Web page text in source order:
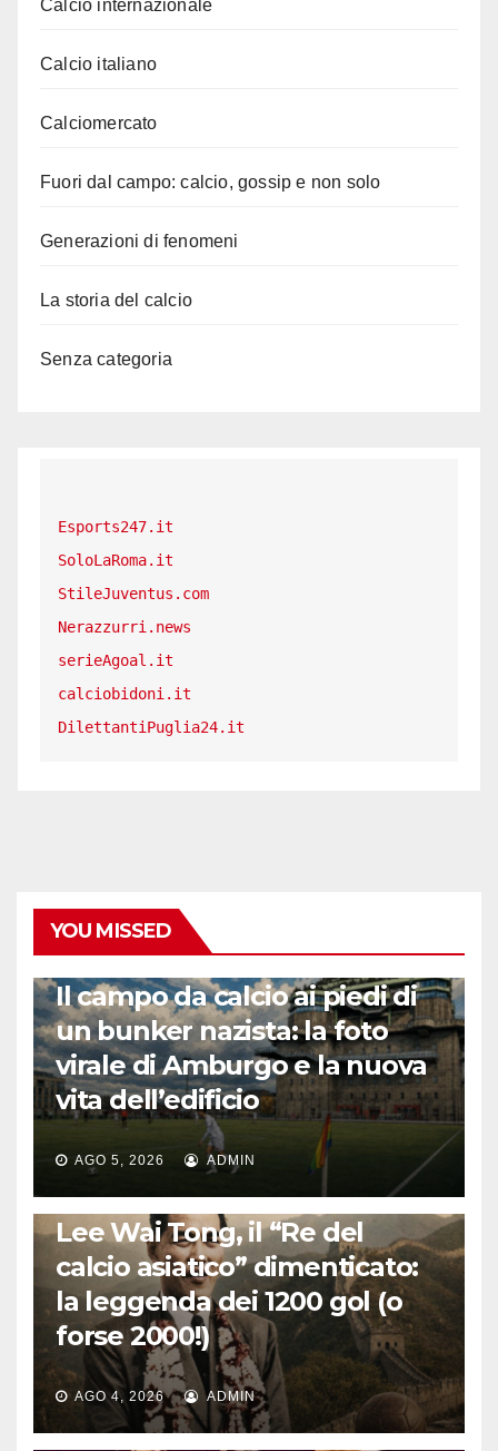
Calcio internazionale
Calcio italiano
Calciomercato
Fuori dal campo: calcio, gossip e non solo
Generazioni di fenomeni
La storia del calcio
Senza categoria
Esports247.it
SoloLaRoma.it
StileJuventus.com
Nerazzurri.news
serieAgoal.it
calciobidoni.it
DilettantiPuglia24.it
YOU MISSED
Il campo da calcio ai piedi di
un bunker nazista: la foto
virale di Amburgo e la nuova
vita dell’edificio
AGO 5, 2026 ADMIN
LA STORIA DEL CALCIO
Lee Wai Tong, il “Re del
calcio asiatico” dimenticato:
la leggenda dei 1200 gol (o
forse 2000!)
AGO 4, 2026 ADMIN
CALCIO INTERNAZIONALE